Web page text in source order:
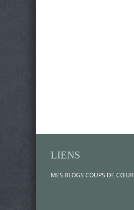
LIENS
MES BLOGS COUPS DE CŒUR